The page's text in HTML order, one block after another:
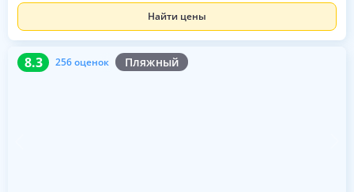
Найти цены
8.3 256 оценок Пляжный
8.3 256 оценок